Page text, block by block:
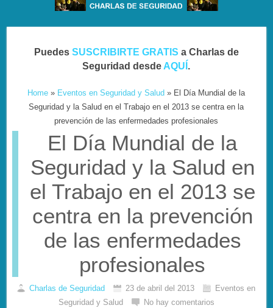
Puedes SUSCRIBIRTE GRATIS a Charlas de
Seguridad desde AQUÍ .
Home » Eventos en Seguridad y Salud » El Día Mundial de la
Seguridad y la Salud en el Trabajo en el 2013 se centra en la
prevención de las enfermedades profesionales
El Día Mundial de la
Seguridad y la Salud en
el Trabajo en el 2013 se
centra en la prevención
de las enfermedades
profesionales
Charlas de Seguridad 23 de abril del 2013
Eventos en
Seguridad y Salud
No hay comentarios